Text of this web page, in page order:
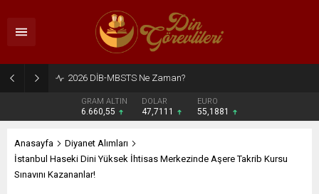
2026 DİB-MBSTS Ne Zaman?
GRAM ALTIN
6.660,55
DOLAR
47,7111
EURO
55,1881
Anasayfa
Diyanet Alımları
İstanbul Haseki Dini Yüksek İhtisas Merkezinde Aşere Takrib Kursu
Sınavını Kazananlar!